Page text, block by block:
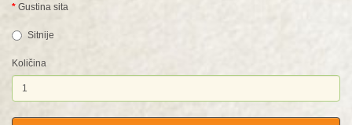
Gustina sita
Sitnije
Količina